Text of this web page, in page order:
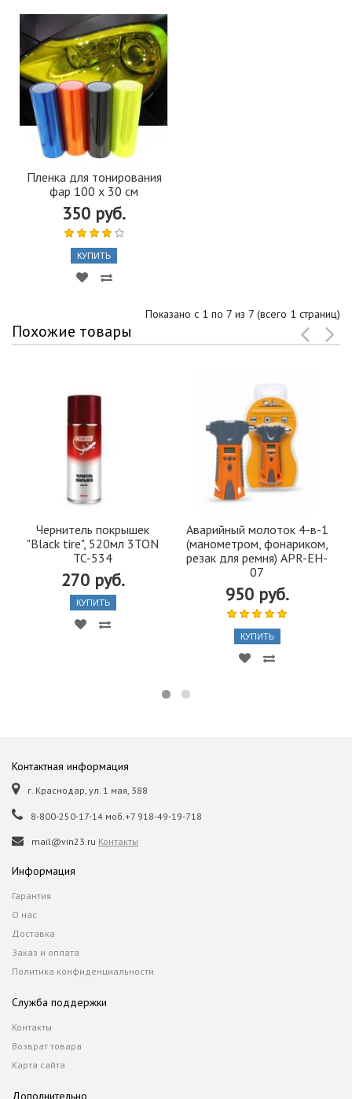
Пленка для тонирования
фар 100 х 30 см
350 руб.
КУПИТЬ
Показано с 1 по 7 из 7 (всего 1 страниц)
Похожие товары
Чернитель покрышек
"Black tire", 520мл 3TON
TC-534
270 руб.
КУПИТЬ
Аварийный молоток 4-в-1
(манометром, фонариком,
резак для ремня) APR-EH-
07
950 руб.
КУПИТЬ
Контактная информация
г. Краснодар, ул. 1 мая, 388
8-800-250-17-14 моб.+7 918-49-19-718
mail@vin23.ru Контакты
Информация
Гарантия
О нас
Доставка
Заказ и оплата
Политика конфиденциальности
Служба поддержки
Контакты
Возврат товара
Карта сайта
Дополнительно